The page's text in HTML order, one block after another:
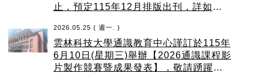
止，預定115年12月排版出刊，詳如說
2026.05.25 ( 週一. )
雲林科技大學通識教育中心謹訂於115年
6月10日(星期三)舉辦【2026通識課程影
片製作競賽暨成果發表】，敬請踴躍參